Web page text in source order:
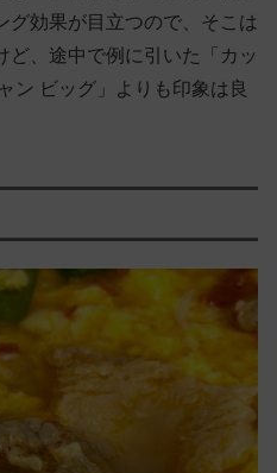
グ効果が目立つので、そこは
、途中で例に引いた「カッ
ン ビッグ」よりも印象は良